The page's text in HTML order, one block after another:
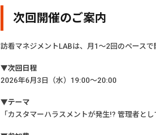
次回開催のご案内
訪看マネジメントLABは、月1〜2回のペースで
▼次回日程
2026年6月3日（水）19:00〜20:00
▼テーマ
「カスタマーハラスメントが発生!? 管理者とし